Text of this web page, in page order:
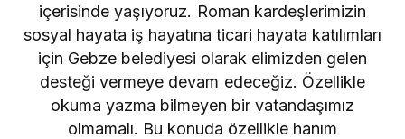
içerisinde yaşıyoruz. Roman kardeşlerimizin
sosyal hayata iş hayatına ticari hayata katılımları
için Gebze belediyesi olarak elimizden gelen
desteği vermeye devam edeceğiz. Özellikle
okuma yazma bilmeyen bir vatandaşımız
olmamalı. Bu konuda özellikle hanım